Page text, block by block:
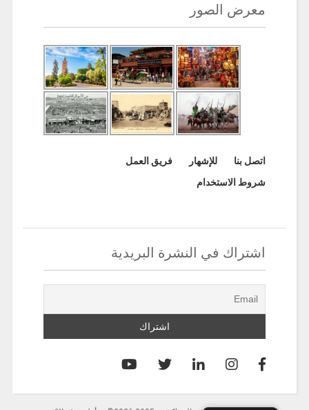
معرض الصور
اتصل بنا للإشهار
فريق العمل
شروط الاستخدام
اشتراك في النشرة البريدية